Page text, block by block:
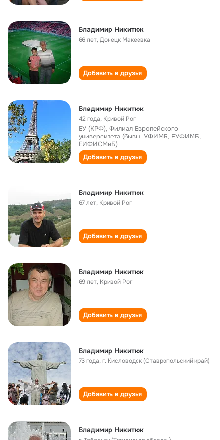
Владимир Никитюк
66 лет,Донецк Макеевка
Добавить в друзья
Владимир Никитюк
42 года, Кривой Рог
ЕУ (КРФ), Филиал Европейского
университета (бывш. УФИМБ, ЕУФИМБ,
ЕИФИСМиБ)
Добавить в друзья
Владимир Никитюк
67 лет, Кривой Рог
Добавить в друзья
Владимир Никитюк
69 лет, Кривой Рог
Добавить в друзья
Владимир Никитюк
73 года,г. Кисловодск (Ставропольский край)
Добавить в друзья
Владимир Никитюк